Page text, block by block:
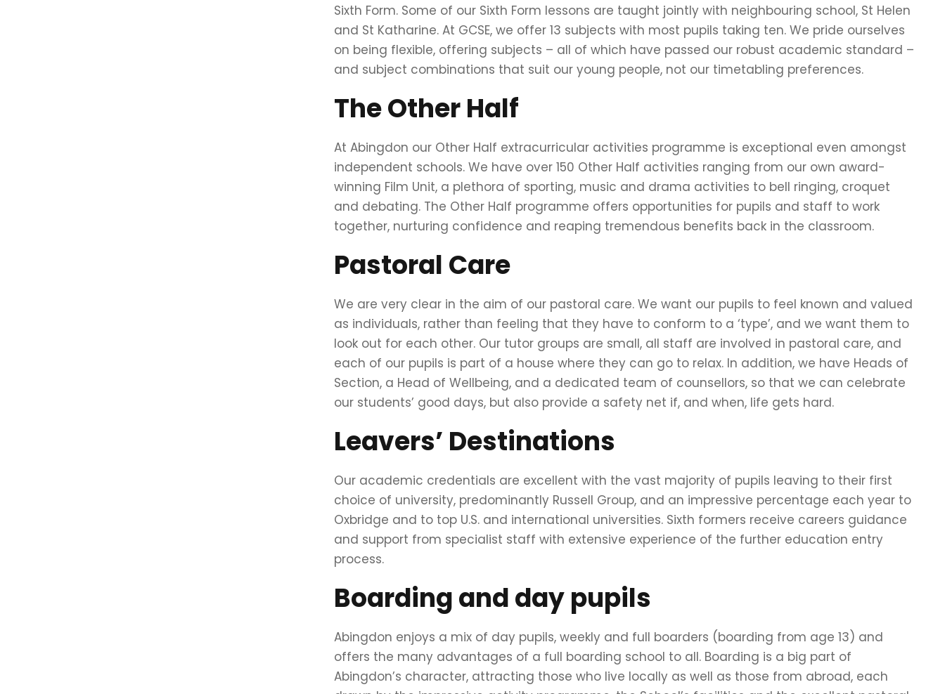
Sixth Form. Some of our Sixth Form lessons are taught jointly with neighbouring school, St Helen
and St Katharine. At GCSE, we offer 13 subjects with most pupils taking ten. We pride ourselves
on being flexible, offering subjects – all of which have passed our robust academic standard –
and subject combinations that suit our young people, not our timetabling preferences.
The Other Half
At Abingdon our Other Half extracurricular activities programme is exceptional even amongst
independent schools. We have over 150 Other Half activities ranging from our own award-
winning Film Unit, a plethora of sporting, music and drama activities to bell ringing, croquet
and debating. The Other Half programme offers opportunities for pupils and staff to work
together, nurturing confidence and reaping tremendous benefits back in the classroom.
Pastoral Care
We are very clear in the aim of our pastoral care. We want our pupils to feel known and valued
as individuals, rather than feeling that they have to conform to a ‘type’, and we want them to
look out for each other. Our tutor groups are small, all staff are involved in pastoral care, and
each of our pupils is part of a house where they can go to relax. In addition, we have Heads of
Section, a Head of Wellbeing, and a dedicated team of counsellors, so that we can celebrate
our students’ good days, but also provide a safety net if, and when, life gets hard.
Leavers’ Destinations
Our academic credentials are excellent with the vast majority of pupils leaving to their first
choice of university, predominantly Russell Group, and an impressive percentage each year to
Oxbridge and to top U.S. and international universities. Sixth formers receive careers guidance
and support from specialist staff with extensive experience of the further education entry
process.
Boarding and day pupils
Abingdon enjoys a mix of day pupils, weekly and full boarders (boarding from age 13) and
offers the many advantages of a full boarding school to all. Boarding is a big part of
Abingdon’s character, attracting those who live locally as well as those from abroad, each